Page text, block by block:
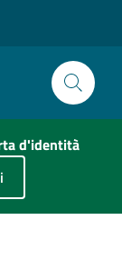
d'identità